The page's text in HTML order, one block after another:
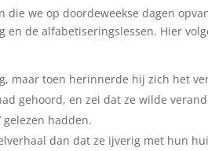
we op doordeweekse dagen
de alfabetiseringslessen. Hier
maar toen herinnerde hij zich het
gehoord, en zei dat ze wilde
gelezen hadden.
dan dat ze ijverig met hun